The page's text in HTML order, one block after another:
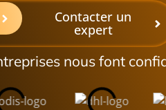
Contacter un
expert
nous font